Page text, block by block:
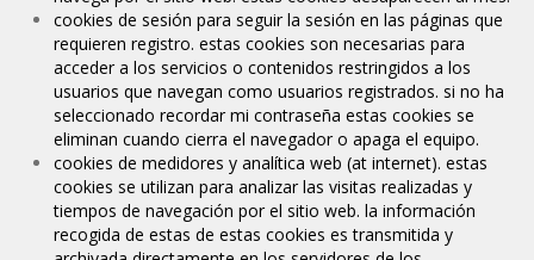
cookies de sesión para seguir la sesión en las páginas que
requieren registro. estas cookies son necesarias para
acceder a los servicios o contenidos restringidos a los
usuarios que navegan como usuarios registrados. si no ha
seleccionado recordar mi contraseña estas cookies se
eliminan cuando cierra el navegador o apaga el equipo.
cookies de medidores y analítica web (at internet). estas
cookies se utilizan para analizar las visitas realizadas y
tiempos de navegación por el sitio web. la información
recogida de estas de estas cookies es transmitida y